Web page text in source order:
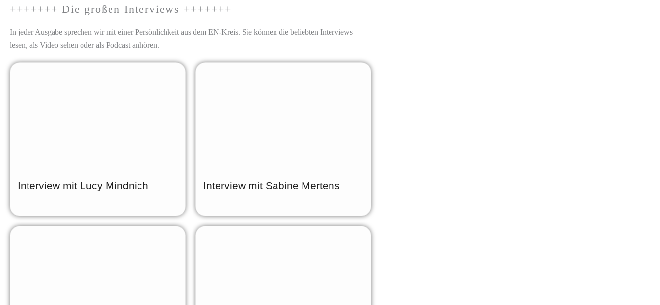
+++++++ Die großen Interviews +++++++
In jeder Ausgabe sprechen wir mit einer Persönlichkeit aus dem EN-Kreis. Sie können die beliebten Interviews
lesen, als Video sehen oder als Podcast anhören.
Interview mit Lucy Mindnich Interview mit Sabine Mertens